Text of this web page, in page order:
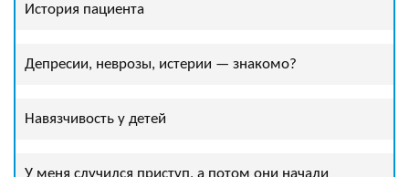
История пациента
Депресии, неврозы, истерии — знакомо?
Навязчивость у детей
У меня случился приступ, а потом они начали